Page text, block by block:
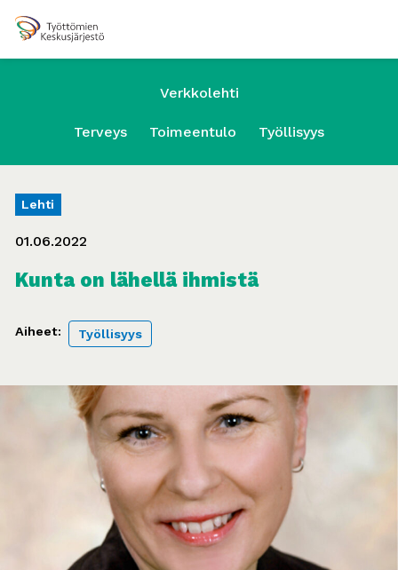
Verkkolehti
Terveys Toimeentulo Työllisyys
Lehti
01.06.2022
Kunta on lähellä ihmistä
Aiheet: Työllisyys